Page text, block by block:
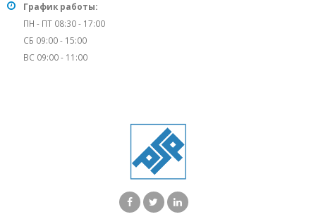
График работы:
ПН - ПТ 08:30 - 17:00
СБ 09:00 - 15:00
ВС 09:00 - 11:00